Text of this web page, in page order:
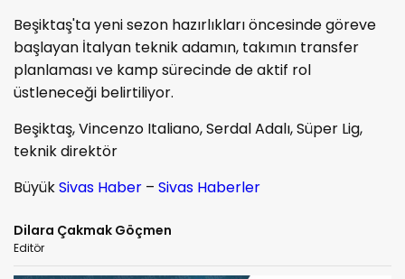
Beşiktaş'ta yeni sezon hazırlıkları öncesinde göreve
başlayan İtalyan teknik adamın, takımın transfer
planlaması ve kamp sürecinde de aktif rol
üstleneceği belirtiliyor.
Beşiktaş, Vincenzo Italiano, Serdal Adalı, Süper Lig,
teknik direktör
BüyükSivas Haber – Sivas Haberler
Dilara Çakmak Göçmen
Editör